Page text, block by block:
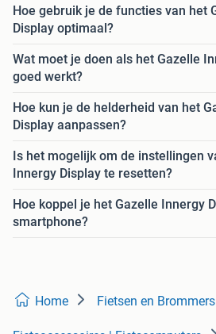
Hoe gebruik je de functies van het
Display optimaal?
Wat moet je doen als het Gazelle
goed werkt?
Hoe kun je de helderheid van het
Display aanpassen?
Is het mogelijk om de instellingen
Innergy Display te resetten?
Hoe koppel je het Gazelle Innergy
smartphone?
Home Fietsen en Brommers